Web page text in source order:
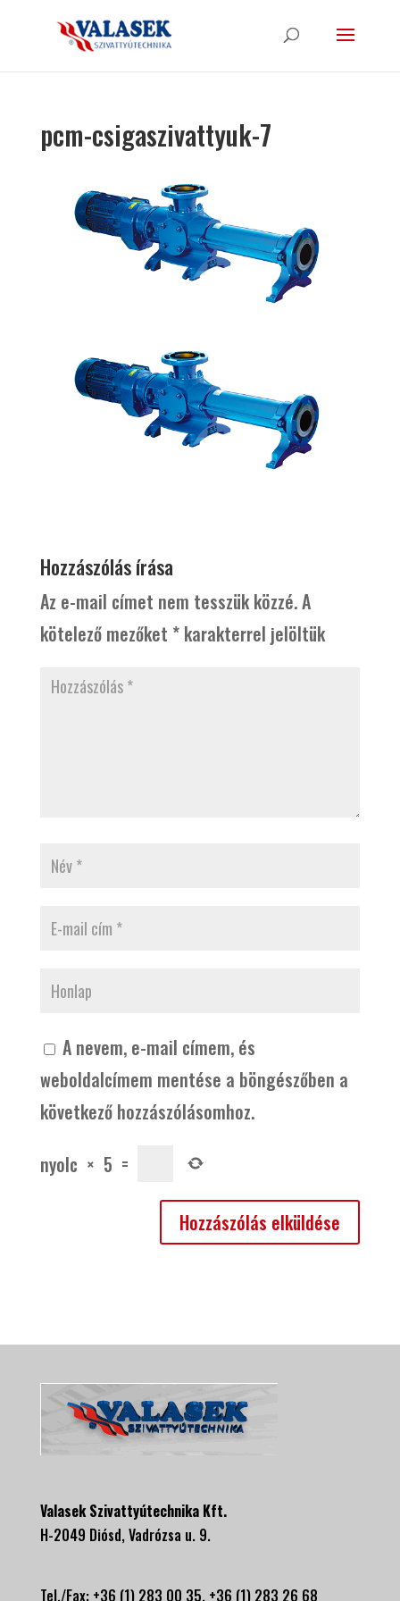
pcm-csigaszivattyuk-7
Hozzászólás írása
Az e-mail címet nem tesszük közzé.A
kötelező mezőket *karakterrel jelöltük
A nevem, e-mail címem, és
weboldalcímem mentése a böngészőben a
következő hozzászólásomhoz.
nyolc × 5 =
Valasek Szivattyútechnika Kft.
H-2049 Diósd, Vadrózsa u. 9.
Tel./Fax: +36 (1) 283 00 35, +36 (1) 283 26 68